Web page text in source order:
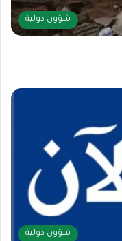
شؤون دولية
شؤون دولية